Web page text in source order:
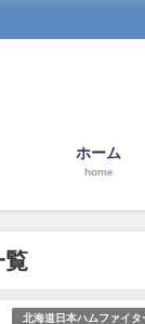
ホーム
home
覧
北海道日本ハムファイタ